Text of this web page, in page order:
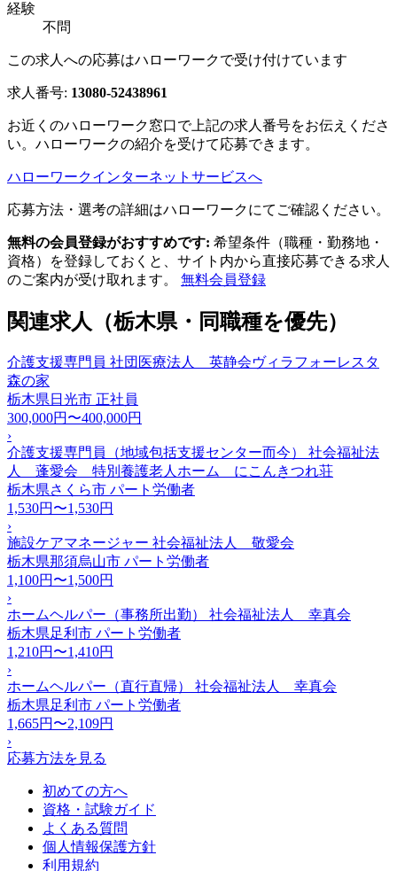
経験
不問
この求人への応募はハローワークで受け付けています
求人番号: 13080-52438961
お近くのハローワーク窓口で上記の求人番号をお伝えくださ
い。ハローワークの紹介を受けて応募できます。
ハローワークインターネットサービスへ
応募方法・選考の詳細はハローワークにてご確認ください。
無料の会員登録がおすすめです: 希望条件（職種・勤務地・
資格）を登録しておくと、サイト内から直接応募できる求人
のご案内が受け取れます。 無料会員登録
関連求人（栃木県・同職種を優先）
介護支援専門員 社団医療法人 英静会ヴィラフォーレスタ
森の家
栃木県日光市 正社員
300,000円〜400,000円
›
介護支援専門員（地域包括支援センター而今） 社会福祉法
人 蓬愛会 特別養護老人ホーム にこんきつれ荘
栃木県さくら市 パート労働者
1,530円〜1,530円
›
施設ケアマネージャー 社会福祉法人 敬愛会
栃木県那須烏山市 パート労働者
1,100円〜1,500円
›
ホームヘルパー（事務所出勤） 社会福祉法人 幸真会
栃木県足利市 パート労働者
1,210円〜1,410円
›
ホームヘルパー（直行直帰） 社会福祉法人 幸真会
栃木県足利市 パート労働者
1,665円〜2,109円
›
応募方法を見る
初めての方へ
資格・試験ガイド
よくある質問
個人情報保護方針
利用規約